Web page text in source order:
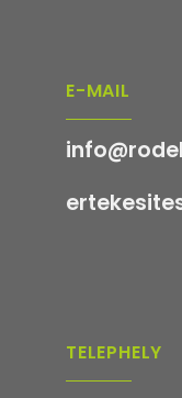
E-MAIL
TELEPHELY